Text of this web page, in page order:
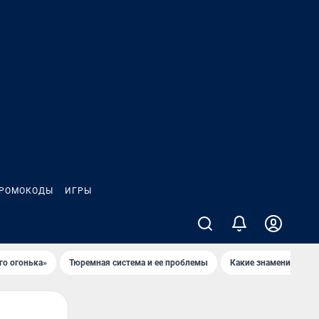
ИГРЫ
огонька» Тюремная система и ее проблемы Какие знаменитости